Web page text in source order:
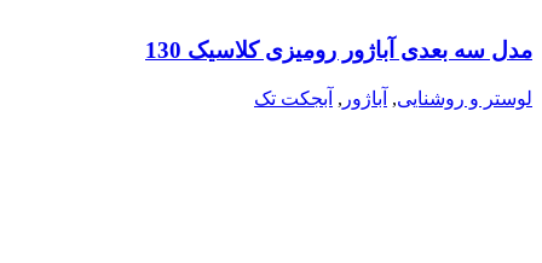
مدل سه بعدی آباژور رومیزی کلاسیک 130
لوستر و روشنایی, آباژور , آبجکت تک